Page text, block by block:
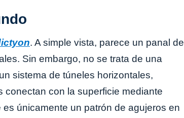
. A simple vista, parece un panal de
Sin embargo, no se trata de una
sistema de túneles horizontales,
con la superficie mediante
únicamente un patrón de agujeros en